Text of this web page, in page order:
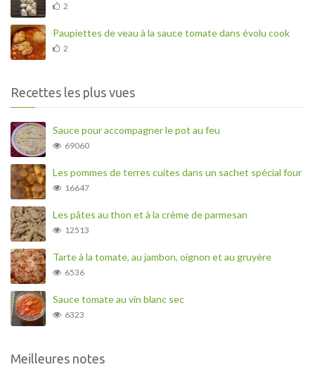
2
Paupiettes de veau à la sauce tomate dans évolu cook
2
Recettes les plus vues
Sauce pour accompagner le pot au feu
69060
Les pommes de terres cuites dans un sachet spécial four
16647
Les pâtes au thon et à la crème de parmesan
12513
Tarte à la tomate, au jambon, oignon et au gruyère
6536
Sauce tomate au vin blanc sec
6323
Meilleures notes